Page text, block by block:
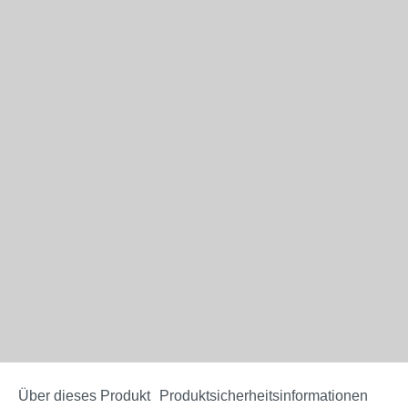
Über dieses Produkt Produktsicherheitsinformationen